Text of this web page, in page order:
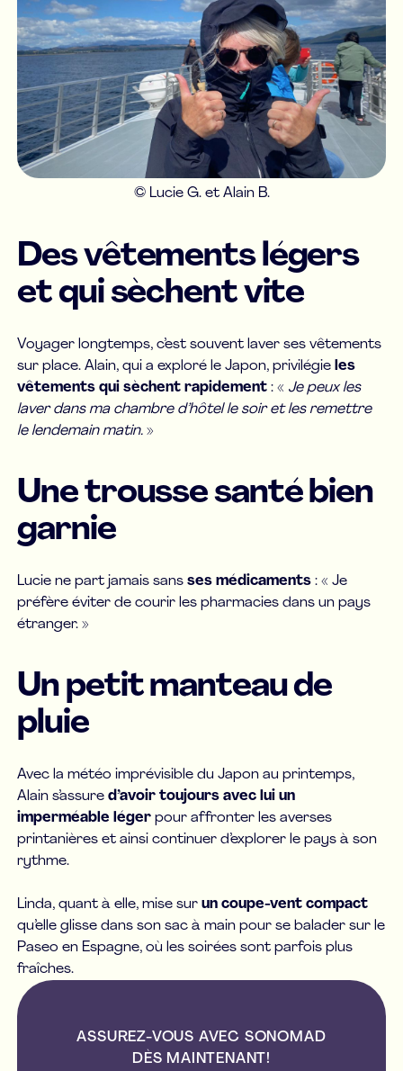
© Lucie G. et Alain B.
Des vêtements légers
et qui sèchent vite
Voyager longtemps, c’est souvent laver ses vêtements
sur place. Alain, qui a exploré le Japon, privilégie les
vêtements qui sèchent rapidement: « Je peux les
laver dans ma chambre d’hôtel le soir et les remettre
le lendemain matin. »
Une trousse santé bien
garnie
Lucie ne part jamais sansses médicaments : « Je
préfère éviter de courir les pharmacies dans un pays
étranger. »
Un petit manteau de
pluie
Avec la météo imprévisible du Japon au printemps,
Alain s’assured’avoir toujours avec lui un
imperméable légerpour affronter les averses
printanières et ainsi continuer d’explorer le pays à son
rythme.
Linda, quant à elle, mise surun coupe-vent compact
qu’elle glisse dans son sac à main pour se balader sur le
Paseo en Espagne, où les soirées sont parfois plus
fraîches.
ASSUREZ-VOUS AVEC SONOMAD
DÈS MAINTENANT!